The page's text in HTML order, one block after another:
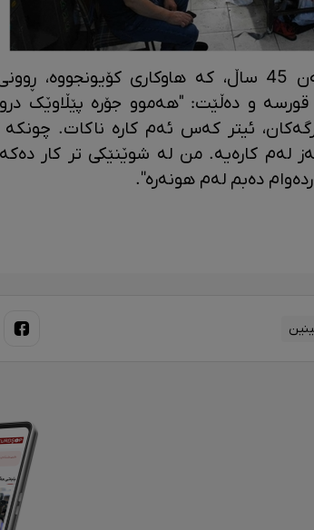
ئایدن مەساتی تەمەن 45 ساڵ، کە هاوکاری
قورسە و دەڵێت: "هەموو جۆرە پێڵاوێک
ئیتر کەس ئەم کارە ناکات.
لەم کارەیە. من لە شوێنێکی تر کار
دەبم لەم هونەرە''.